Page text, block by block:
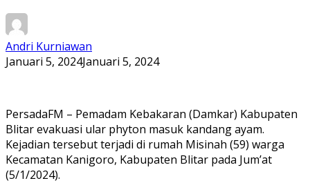
Andri Kurniawan
Januari 5, 2024Januari 5, 2024
PersadaFM – Pemadam Kebakaran (Damkar) Kabupaten
Blitar evakuasi ular phyton masuk kandang ayam.
Kejadian tersebut terjadi di rumah Misinah (59) warga
Kecamatan Kanigoro, Kabupaten Blitar pada Jum’at
(5/1/2024).